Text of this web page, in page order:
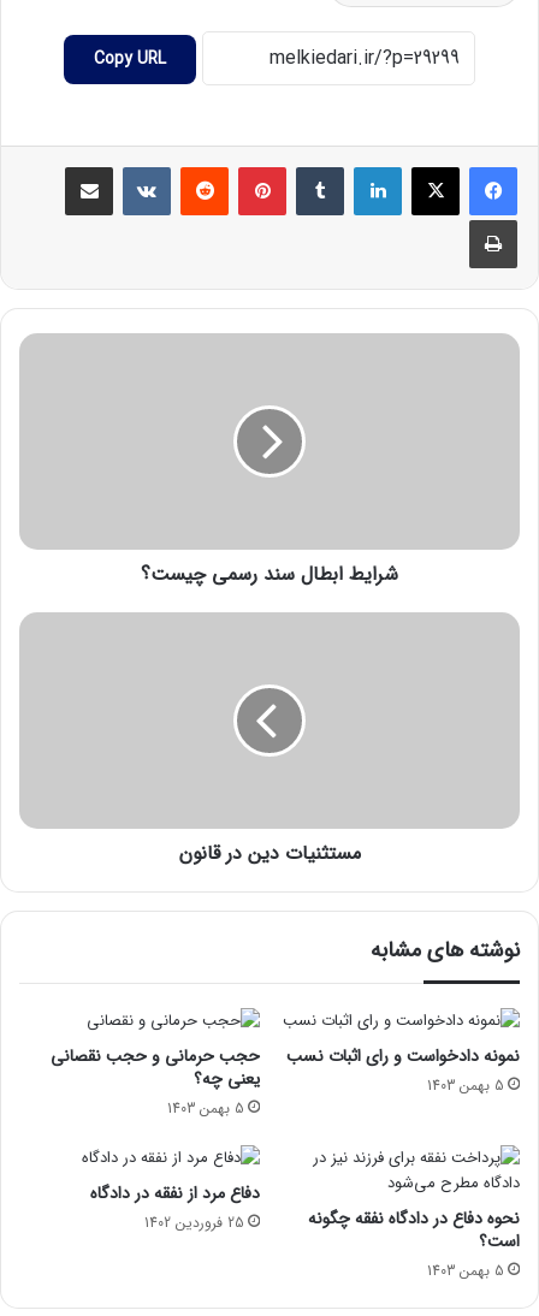
Copy URL
شرایط ابطال سند رسمی چیست؟
مستثنیات دین در قانون
نوشته های مشابه
نمونه دادخواست و رای اثبات نسب
5 بهمن 1403
حجب حرمانی و حجب نقصانی
یعنی چه؟
5 بهمن 1403
نحوه دفاع در دادگاه نفقه چگونه
است؟
5 بهمن 1403
دفاع مرد از نفقه در دادگاه
25 فروردین 1402